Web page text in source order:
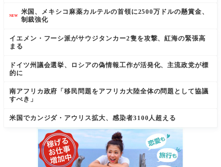
NEW
米国、メキシコ麻薬カルテルの首領に2500万ドルの懸賞金、
制裁強化
イエメン・フーシ派がサウジタンカー2隻を攻撃、紅海の緊張高
まる
ドイツ州議会選挙、ロシアの偽情報工作が活発化、主流政党が標
的に
南アフリカ政府「移民問題をアフリカ大陸全体の問題として協議
すべき」
米国でカンジダ・アウリス拡大、感染者3100人超える